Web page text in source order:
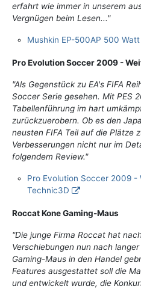
erfahrt wie immer in unserem
Vergnügen beim Lesen..."
Mushkin EP-500AP 500
Pro Evolution Soccer 2009 -
"Als Gegenstück zu EA's FIFA
Soccer Serie gesehen. Mit PES
Tabellenführung im hart
zurückzuerobern. Ob es den
neusten FIFA Teil auf die Plätze
Verbesserungen nicht nur im
folgendem Review."
Pro Evolution Soccer 2009 -
Technic3D
Roccat Kone Gaming-Maus
"Die junge Firma Roccat hat
Verschiebungen nun nach
Gaming-Maus in den Handel
Features ausgestattet soll die
und entwickelt wurde, die